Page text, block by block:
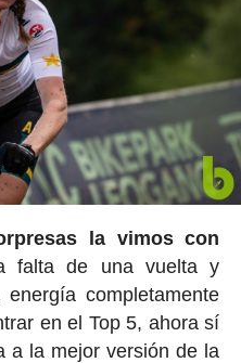
la vimos con
falta de una vuelta y
completamente
en el Top 5, ahora sí
a la mejor versión de la